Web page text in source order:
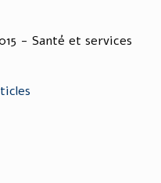
- Santé et services